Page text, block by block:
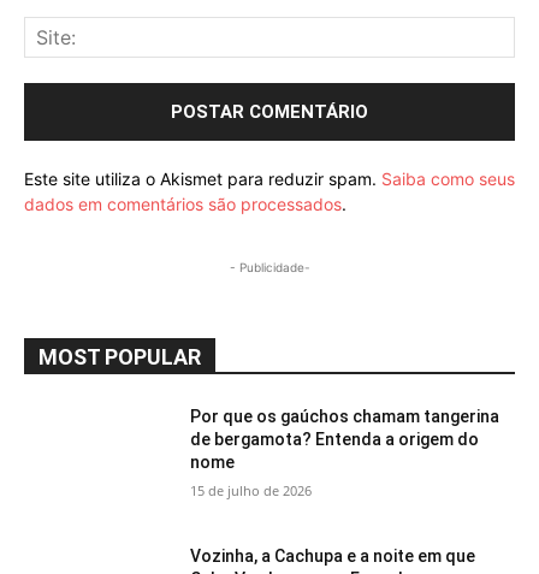
Este site utiliza o Akismet para reduzir spam. Saiba como seus
dados em comentários são processados.
- Publicidade-
MOST POPULAR
Por que os gaúchos chamam tangerina
de bergamota? Entenda a origem do
nome
15 de julho de 2026
Vozinha, a Cachupa e a noite em que